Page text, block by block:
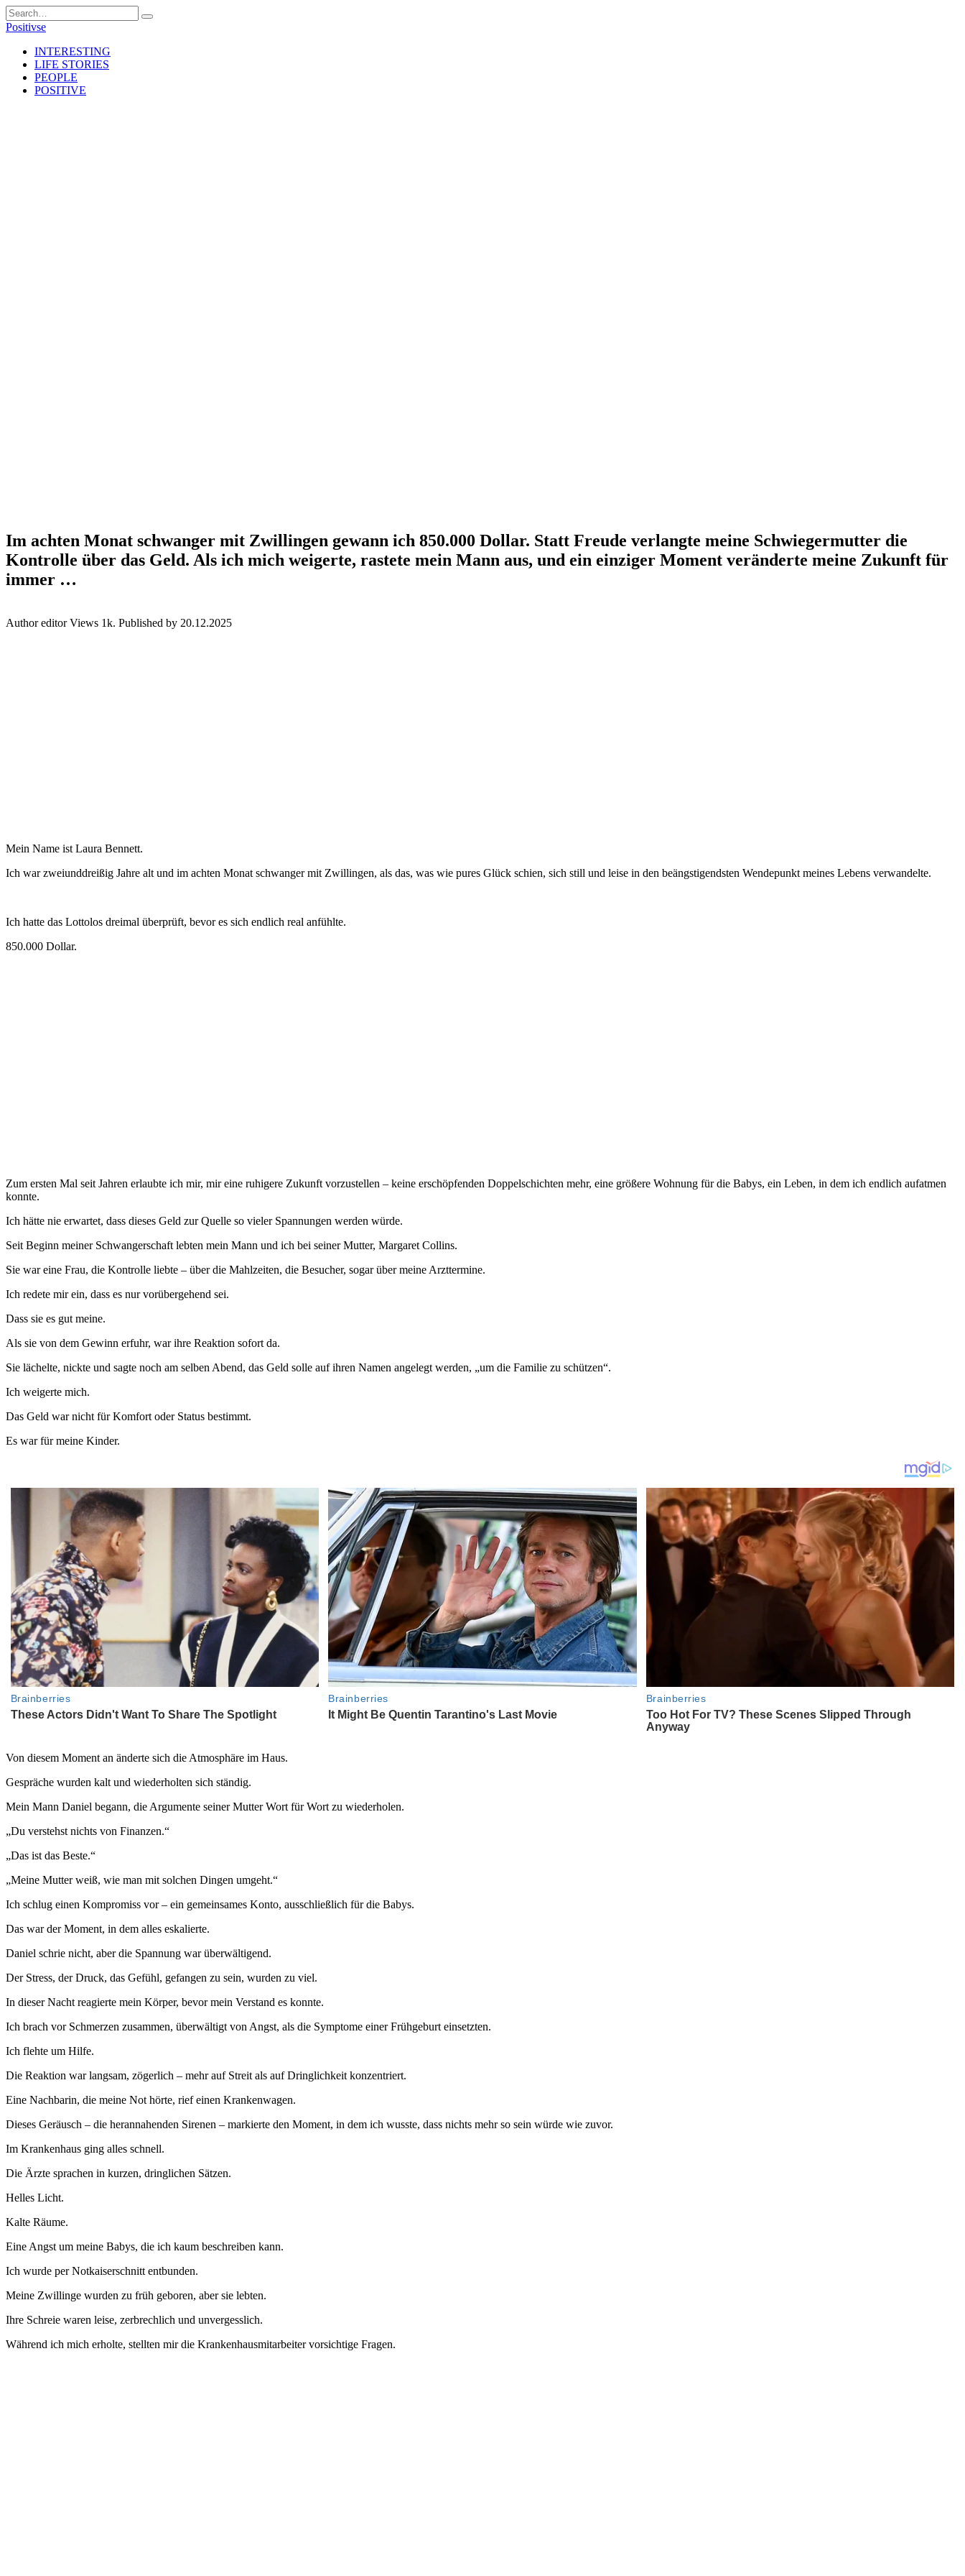
Skip
to
Search
for:
Positivse
INTERESTING
LIFE STORIES
PEOPLE
POSITIVE
Im achten Monat schwanger mit Zwillingen gewann ich 850.000 Dollar. Statt Freude verlangte meine Schwiegermutter die
Kontrolle über das Geld. Als ich mich weigerte, rastete mein Mann aus, und ein einziger Moment veränderte meine Zukunft für
immer …
Author editor Views 1k. Published by 20.12.2025
Mein Name ist Laura Bennett.
Ich war zweiunddreißig Jahre alt und im achten Monat schwanger mit Zwillingen, als das, was wie pures Glück schien, sich still und leise in den beängstigendsten Wendepunkt meines Lebens verwandelte.
Ich hatte das Lottolos dreimal überprüft, bevor es sich endlich real anfühlte.
850.000 Dollar.
Zum ersten Mal seit Jahren erlaubte ich mir, mir eine ruhigere Zukunft vorzustellen – keine erschöpfenden Doppelschichten mehr, eine größere Wohnung für die Babys, ein Leben, in dem ich endlich aufatmen
konnte.
Ich hätte nie erwartet, dass dieses Geld zur Quelle so vieler Spannungen werden würde.
Seit Beginn meiner Schwangerschaft lebten mein Mann und ich bei seiner Mutter, Margaret Collins.
Sie war eine Frau, die Kontrolle liebte – über die Mahlzeiten, die Besucher, sogar über meine Arzttermine.
Ich redete mir ein, dass es nur vorübergehend sei.
Dass sie es gut meine.
Als sie von dem Gewinn erfuhr, war ihre Reaktion sofort da.
Sie lächelte, nickte und sagte noch am selben Abend, das Geld solle auf ihren Namen angelegt werden, „um die Familie zu schützen“.
Ich weigerte mich.
Das Geld war nicht für Komfort oder Status bestimmt.
Es war für meine Kinder.
Von diesem Moment an änderte sich die Atmosphäre im Haus.
Gespräche wurden kalt und wiederholten sich ständig.
Mein Mann Daniel begann, die Argumente seiner Mutter Wort für Wort zu wiederholen.
„Du verstehst nichts von Finanzen.“
„Das ist das Beste.“
„Meine Mutter weiß, wie man mit solchen Dingen umgeht.“
Ich schlug einen Kompromiss vor – ein gemeinsames Konto, ausschließlich für die Babys.
Das war der Moment, in dem alles eskalierte.
Daniel schrie nicht, aber die Spannung war überwältigend.
Der Stress, der Druck, das Gefühl, gefangen zu sein, wurden zu viel.
In dieser Nacht reagierte mein Körper, bevor mein Verstand es konnte.
Ich brach vor Schmerzen zusammen, überwältigt von Angst, als die Symptome einer Frühgeburt einsetzten.
Ich flehte um Hilfe.
Die Reaktion war langsam, zögerlich – mehr auf Streit als auf Dringlichkeit konzentriert.
Eine Nachbarin, die meine Not hörte, rief einen Krankenwagen.
Dieses Geräusch – die herannahenden Sirenen – markierte den Moment, in dem ich wusste, dass nichts mehr so sein würde wie zuvor.
Im Krankenhaus ging alles schnell.
Die Ärzte sprachen in kurzen, dringlichen Sätzen.
Helles Licht.
Kalte Räume.
Eine Angst um meine Babys, die ich kaum beschreiben kann.
Ich wurde per Notkaiserschnitt entbunden.
Meine Zwillinge wurden zu früh geboren, aber sie lebten.
Ihre Schreie waren leise, zerbrechlich und unvergesslich.
Während ich mich erholte, stellten mir die Krankenhausmitarbeiter vorsichtige Fragen.